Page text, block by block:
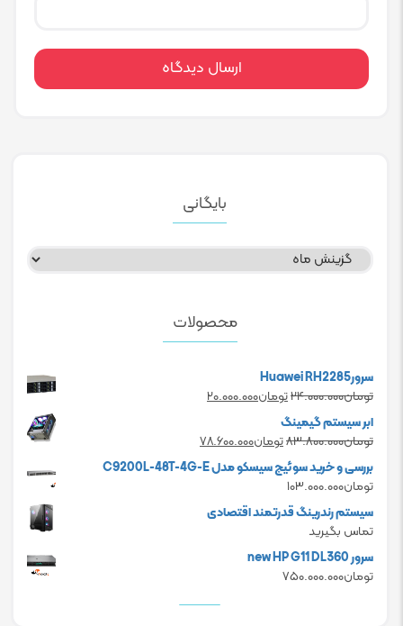
بایگانی
بایگانی
محصولات
سرورHuawei RH2285
تومان۲۴.۰۰۰.۰۰۰Original
price
was:
تومان۲۴.۰۰۰.۰۰۰.
تومان۲۰.۰۰۰.۰۰۰Current
تومان۲۰.۰۰۰.۰۰۰.
ابر سیستم گیمینگ
تومان۸۳.۸۰۰.۰۰۰Original
price
was:
تومان۷۸.۶۰۰.۰۰۰Current
price
بررسی و خرید سوئیچ سیسکو مدل C9200L-48T-4G-E
تومان۱۰۳.۰۰۰.۰۰۰
سیستم رندرینگ قدرتمند اقتصادی
تماس بگیرید
سرور new HP G11 DL360
تومان۷۵۰.۰۰۰.۰۰۰